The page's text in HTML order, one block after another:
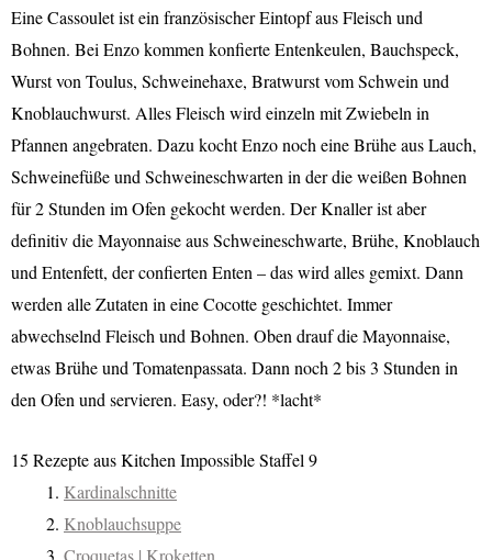
Eine Cassoulet ist ein französischer Eintopf aus Fleisch und
Bohnen. Bei Enzo kommen konfierte Entenkeulen, Bauchspeck,
Wurst von Toulus, Schweinehaxe, Bratwurst vom Schwein und
Knoblauchwurst. Alles Fleisch wird einzeln mit Zwiebeln in
Pfannen angebraten. Dazu kocht Enzo noch eine Brühe aus Lauch,
Schweinefüße und Schweineschwarten in der die weißen Bohnen
für 2 Stunden im Ofen gekocht werden. Der Knaller ist aber
definitiv die Mayonnaise aus Schweineschwarte, Brühe, Knoblauch
und Entenfett, der confierten Enten – das wird alles gemixt. Dann
werden alle Zutaten in eine Cocotte geschichtet. Immer
abwechselnd Fleisch und Bohnen. Oben drauf die Mayonnaise,
etwas Brühe und Tomatenpassata. Dann noch 2 bis 3 Stunden in
den Ofen und servieren. Easy, oder?! *lacht*
15 Rezepte aus Kitchen Impossible Staffel 9
Kardinalschnitte
Knoblauchsuppe
Croquetas | Kroketten